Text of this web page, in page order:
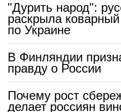
"Дурить народ":
раскрыла
по Украине
В Финляндии
правду о России
Почему рост
делает россиян